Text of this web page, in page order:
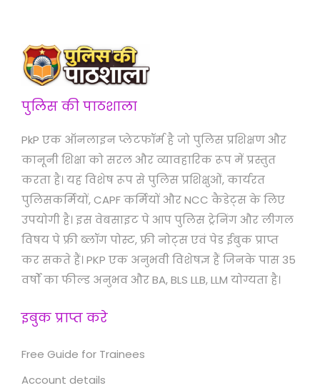
पुलिस की पाठशाला
PkP एक ऑनलाइन प्लेटफॉर्म है जो पुलिस प्रशिक्षण और
कानूनी शिक्षा को सरल और व्यावहारिक रूप में प्रस्तुत
करता है। यह विशेष रूप से पुलिस प्रशिक्षुओं, कार्यरत
पुलिसकर्मियों, CAPF कर्मियों और NCC कैडेट्स के लिए
उपयोगी है। इस वेबसाइट पे आप पुलिस ट्रेनिंग और लीगल
विषय पे फ्री ब्लॉग पोस्ट, फ्री नोट्स एवं पेड ईबुक प्राप्त
कर सकते हैं। PKP एक अनुभवी विशेषज्ञ हैं जिनके पास 35
वर्षों का फील्ड अनुभव और BA, BLS LLB, LLM योग्यता है।
इबुक प्राप्त करे
Free Guide for Trainees
Account details